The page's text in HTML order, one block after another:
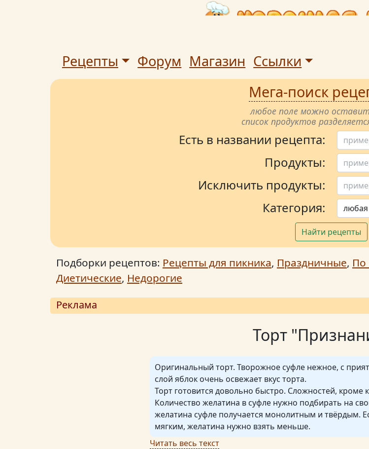
Рецепты Форум Магазин Ссылки
Мега-поиск
любое поле можно
список продуктов
Есть в названии рецепта:
Продукты:
Исключить продукты:
Категория:
Найти рецепты
Подборки рецептов: Рецепты для пикника, Праздничные, По
Диетические, Недорогие
Реклама
Торт
Оригинальный торт. Творожное суфле нежное, с
слой яблок очень освежает вкус торта.
Торт готовится довольно быстро. Сложностей, кроме
Количество желатина в суфле нужно подбирать на
желатина суфле получается монолитным и твёрдым.
мягким, желатина нужно взять меньше.
Читать весь текст